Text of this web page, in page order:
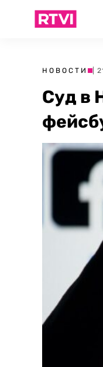
НОВОСТИ |
Суд в